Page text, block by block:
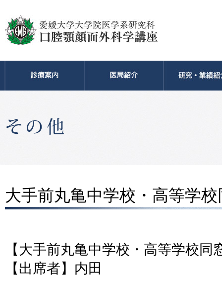
大手前丸亀中学校・高等学
【大手前丸亀中学校・高等学校同
【出席者】内田